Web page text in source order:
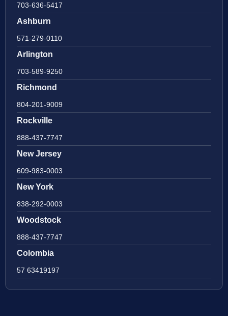
703-636-5417
Ashburn
571-279-0110
Arlington
703-589-9250
Richmond
804-201-9009
Rockville
888-437-7747
New Jersey
609-983-0003
New York
838-292-0003
Woodstock
888-437-7747
Colombia
57 63419197